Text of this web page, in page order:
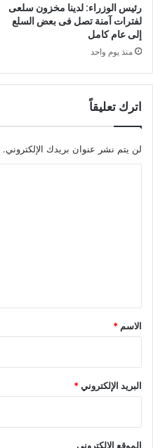
رئيس الوزراء: لدينا مخزون سلعى
لفترات آمنة تصل فى بعض السلع
إلى عام كامل
منذ يوم واحد
اترك تعليقاً
لن يتم نشر عنوان بريدك الإلكتروني.
*
الاسم *
البريد الإلكتروني*
الموقع الإلكتروني